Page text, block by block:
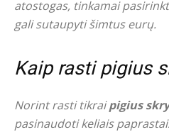
atostogas, tinkamai
gali sutaupyti šimtus eurų.
Kaip rasti pigius
Norint rasti tikraipigius
pasinaudoti keliais